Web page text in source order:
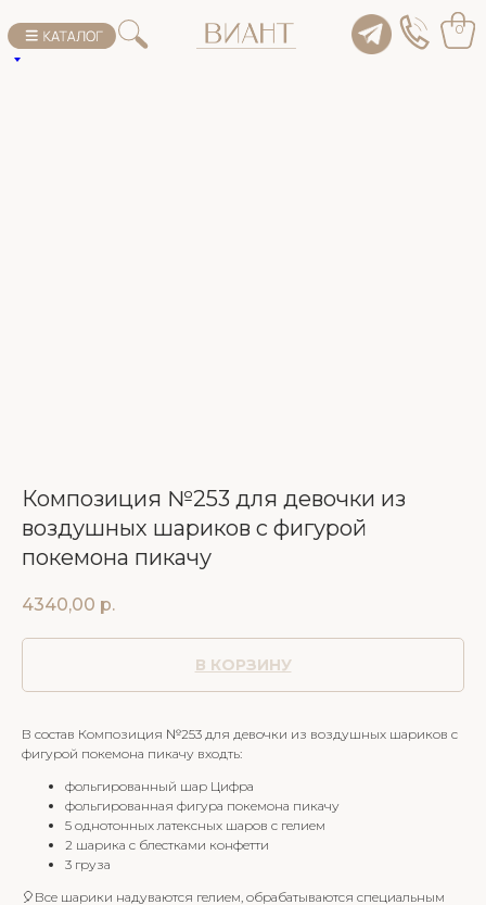
0
Композиция №253 для девочки из
воздушных шариков с фигурой
покемона пикачу
4340,00 р.
В КОРЗИНУ
В состав Композиция №253 для девочки из воздушных шариков с
фигурой покемона пикачу входть:
фольгированный шар Цифра
фольгированная фигура покемона пикачу
5 однотонных латексных шаров с гелием
2 шарика с блестками конфетти
3 груза
🎈Все шарики надуваются гелием, обрабатываются специальным